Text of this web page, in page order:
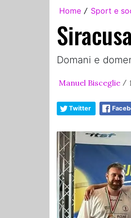
Home / Sport e
Domani e
Manuel Bisceglie /
Twitter